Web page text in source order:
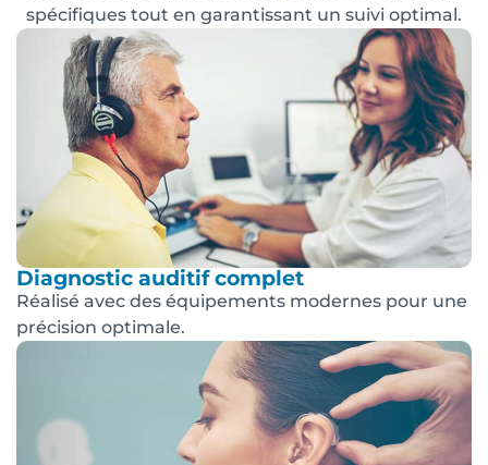
spécifiques tout en garantissant un suivi optimal.
Diagnostic auditif complet
Réalisé avec des équipements modernes pour une
précision optimale.